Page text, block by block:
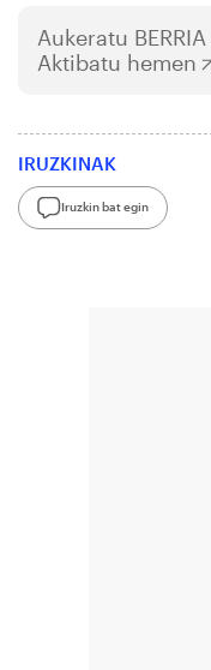
Aukeratu BERRIA
Aktibatu hemen
IRUZKINAK
Iruzkin bat egin